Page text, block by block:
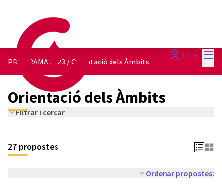
Entra
PROGRAMA 2023 /Orientació dels Àmbits
Orientació dels Àmbits
Filtrar i cercar
27 propostes
Ordenar propostes: